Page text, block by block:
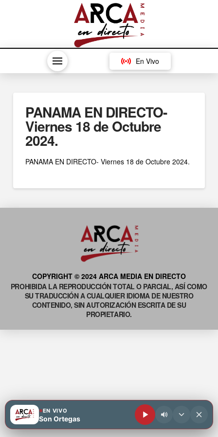
En Vivo
PANAMA EN DIRECTO-
Viernes 18 de Octubre
2024.
PANAMA EN DIRECTO- Viernes 18 de Octubre 2024.
COPYRIGHT © 2024 ARCA MEDIA EN DIRECTO
PROHIBIDA LA REPRODUCCIÓN TOTAL O PARCIAL, ASÍ COMO
SU TRADUCCIÓN A CUALQUIER IDIOMA DE NUESTRO
CONTENIDO, SIN AUTORIZACIÓN ESCRITA DE SU
PROPIETARIO.
EN VIVO
Son Ortegas